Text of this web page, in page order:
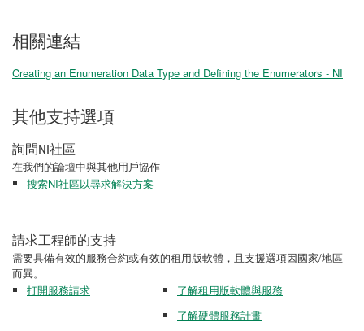
相關連結
Creating an Enumeration Data Type and Defining the Enumerators - NI
其他支持選項
詢問NI社區
在我們的論壇中與其他用戶協作
搜索NI社區以尋求解決方案
請求工程師的支持
需要具備有效的服務合約或有效的租用版軟體，且支援選項因國家/地區
而異。
打開服務請求
了解租用版軟體與服務
了解硬體服務計畫